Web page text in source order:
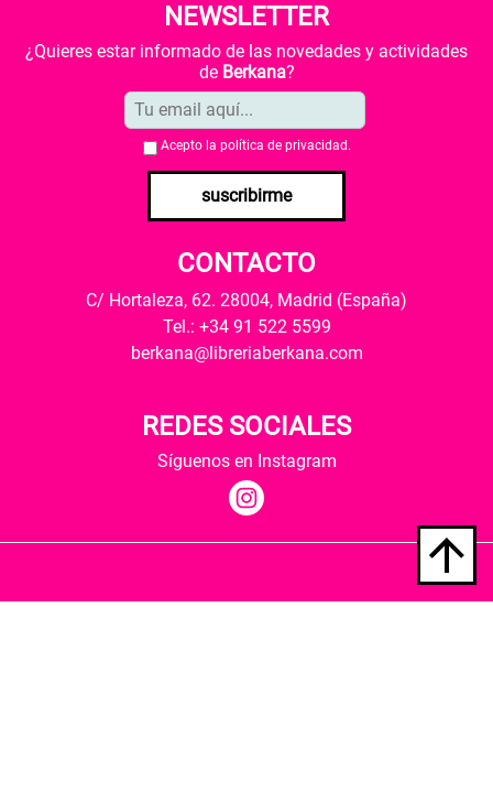
NEWSLETTER
¿Quieres estar informado de las novedades y actividades
de Berkana?
Acepto la política de privacidad .
suscribirme
CONTACTO
C/ Hortaleza, 62. 28004, Madrid (España)
Tel.: +34 91 522 5599
berkana@libreriaberkana.com
REDES SOCIALES
Síguenos en Instagram